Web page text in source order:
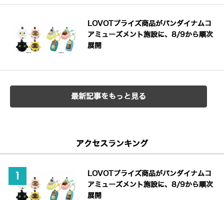
LOVOTプライズ商品がバンダイナムコ
アミューズメント施設に、8/9から順次
展開
最新記事をもっと見る
アクセスランキング
LOVOTプライズ商品がバンダイナムコ
アミューズメント施設に、8/9から順次
展開